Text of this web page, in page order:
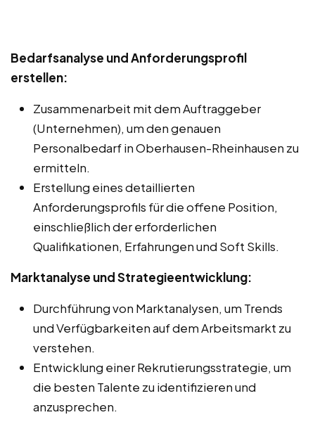
Bedarfsanalyse und Anforderungsprofil
erstellen:
Zusammenarbeit mit dem Auftraggeber
(Unternehmen), um den genauen
Personalbedarf in Oberhausen-Rheinhausen zu
ermitteln.
Erstellung eines detaillierten
Anforderungsprofils für die offene Position,
einschließlich der erforderlichen
Qualifikationen, Erfahrungen und Soft Skills.
Marktanalyse und Strategieentwicklung:
Durchführung von Marktanalysen, um Trends
und Verfügbarkeiten auf dem Arbeitsmarkt zu
verstehen.
Entwicklung einer Rekrutierungsstrategie, um
die besten Talente zu identifizieren und
anzusprechen.